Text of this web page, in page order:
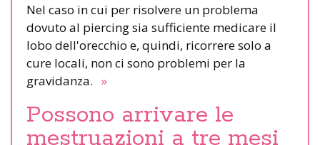
Nel caso in cui per risolvere un problema
dovuto al piercing sia sufficiente medicare il
lobo dell'orecchio e, quindi, ricorrere solo a
cure locali, non ci sono problemi per la
gravidanza. »
Possono arrivare le
mestruazioni a tre mesi